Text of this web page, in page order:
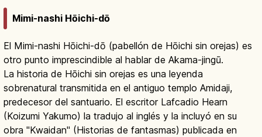
Mimi-nashi Hōichi-dō
El Mimi-nashi Hōichi-dō (pabellón de Hōichi sin orejas) es
otro punto imprescindible al hablar de Akama-jingū.
La historia de Hōichi sin orejas es una leyenda
sobrenatural transmitida en el antiguo templo Amidaji,
predecesor del santuario. El escritor Lafcadio Hearn
(Koizumi Yakumo) la tradujo al inglés y la incluyó en su
obra "Kwaidan" (Historias de fantasmas) publicada en